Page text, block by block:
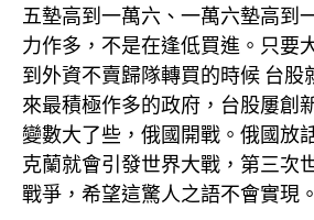
五墊高到一萬六、一萬六墊高到
力作多，不是在逢低買進。只要
到外資不賣歸隊轉買的時候 台股
來最積極作多的政府，台股屢創
變數大了些，俄國開戰。俄國放
克蘭就會引發世界大戰，第三次
戰爭，希望這驚人之語不會實現。